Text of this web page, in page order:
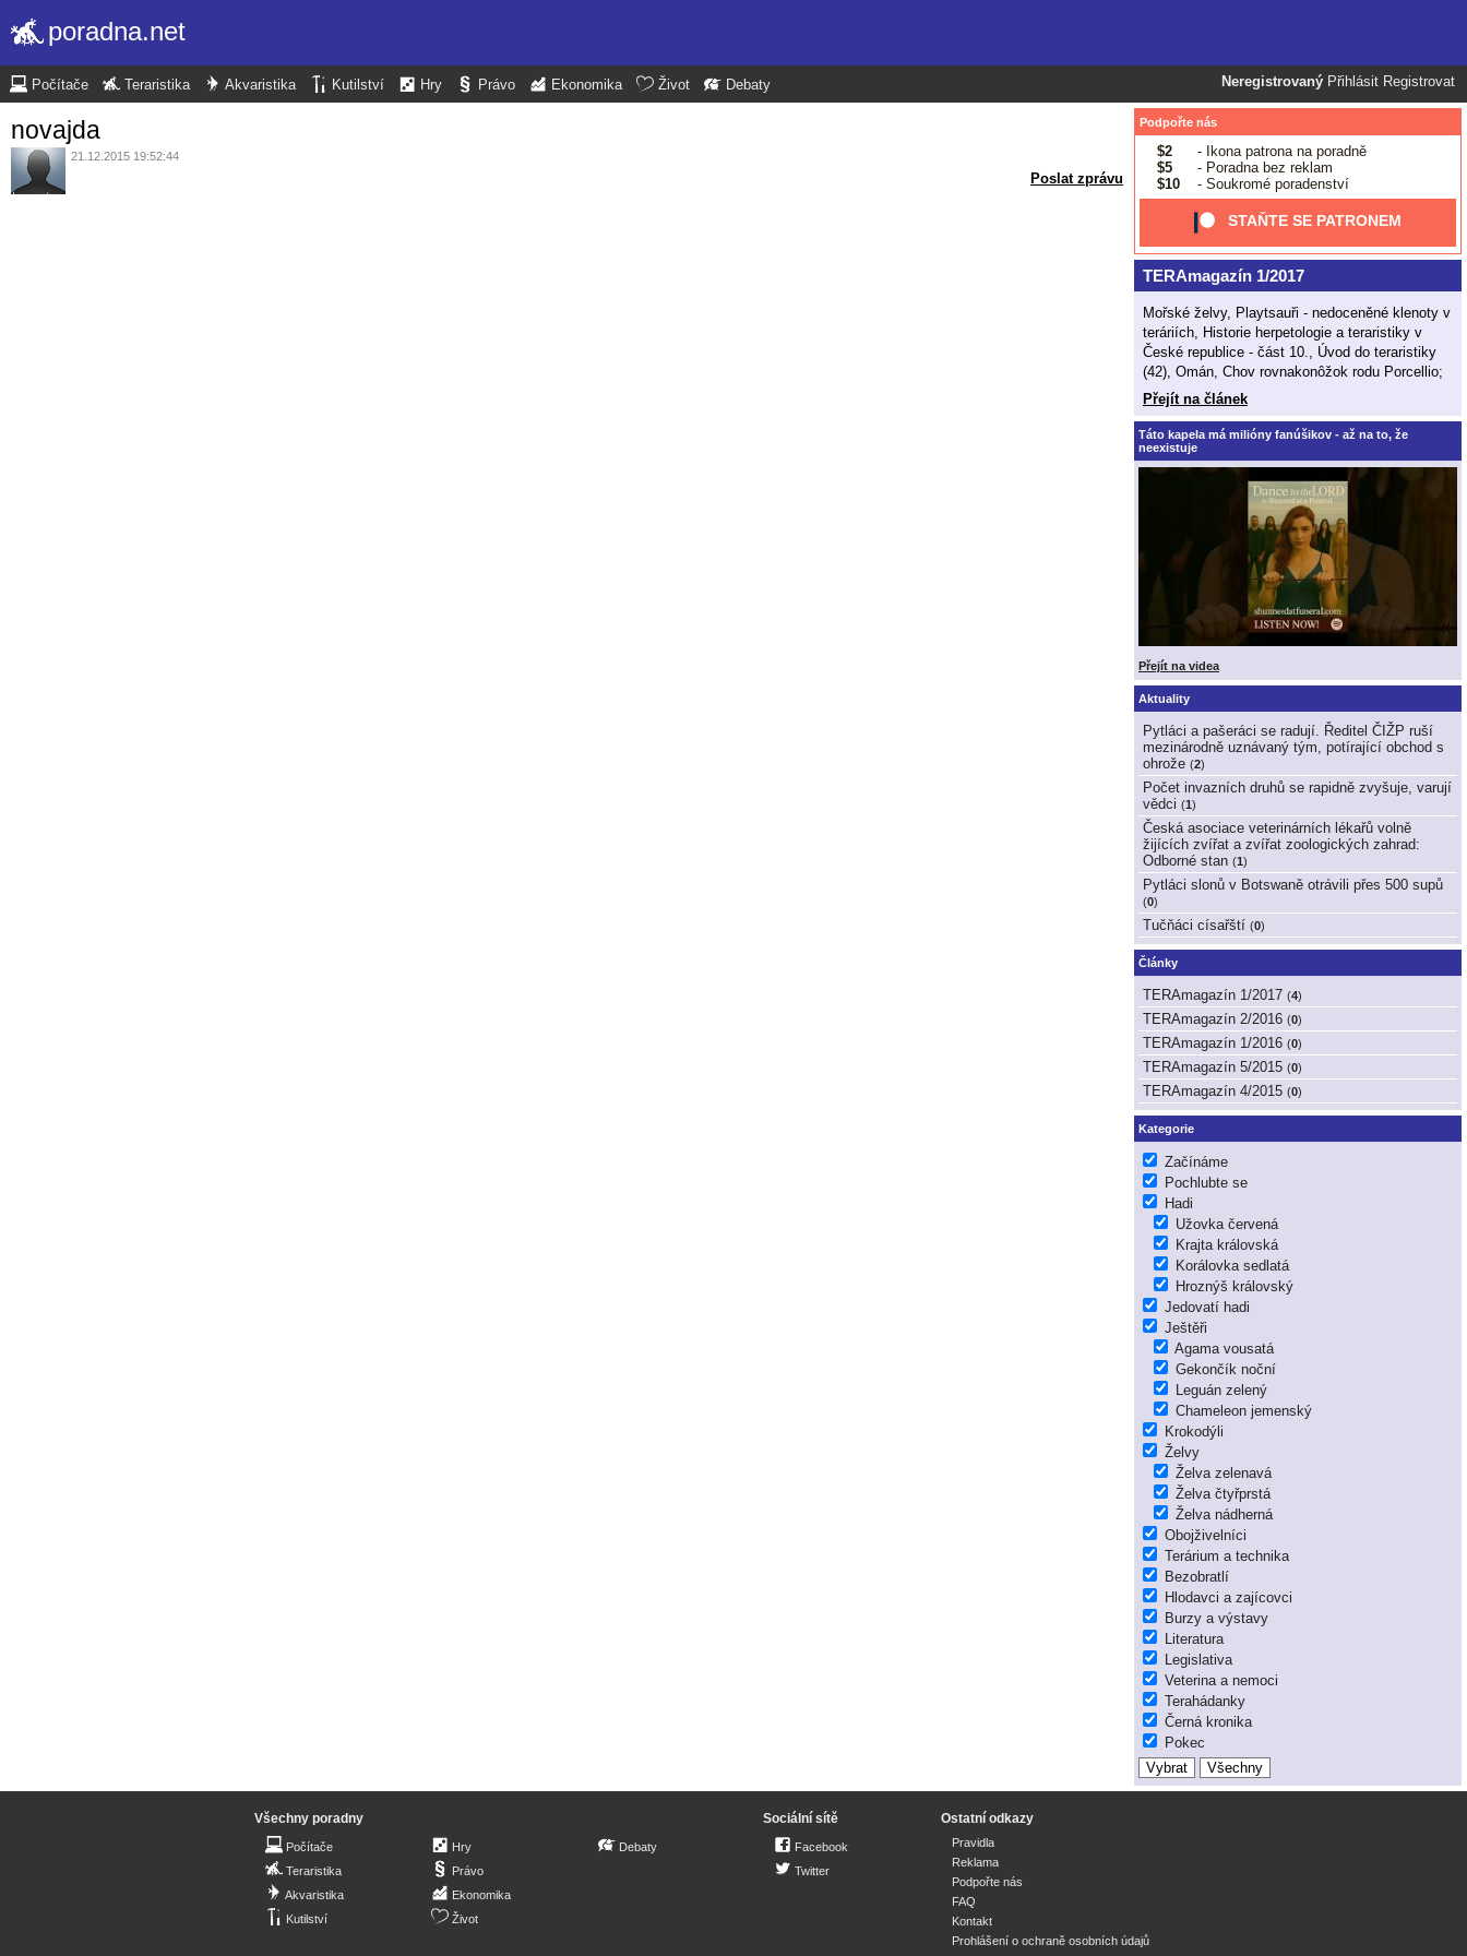
poradna.net
Neregistrovaný Přihlásit Registrovat
Počítače Teraristika Akvaristika Kutilství Hry Právo Ekonomika Život Debaty
novajda
21.12.2015 19:52:44
Poslat zprávu
Podpořte nás
$2
- Ikona patrona na poradně
$5
- Poradna bez reklam
$10
- Soukromé poradenství
STAŇTE SE PATRONEM
TERAmagazín 1/2017
Mořské želvy, Playtsauři - nedoceněné klenoty v
teráriích, Historie herpetologie a teraristiky v
České republice - část 10., Úvod do teraristiky
(42), Omán, Chov rovnakonôžok rodu Porcellio;
Přejít na článek
Táto kapela má milióny fanúšikov - až na to, že
neexistuje
Přejít na videa
Aktuality
Pytláci a pašeráci se radují. Ředitel ČIŽP ruší
mezinárodně uznávaný tým, potírající obchod s
ohrože (2)
Počet invazních druhů se rapidně zvyšuje, varují
vědci (1)
Česká asociace veterinárních lékařů volně
žijících zvířat a zvířat zoologických zahrad:
Odborné stan (1)
Pytláci slonů v Botswaně otrávili přes 500 supů
(0)
Tučňáci císařští (0)
Články
TERAmagazín 1/2017 (4)
TERAmagazín 2/2016 (0)
TERAmagazín 1/2016 (0)
TERAmagazín 5/2015 (0)
TERAmagazín 4/2015 (0)
Kategorie
Začínáme
Pochlubte se
Hadi
Užovka červená
Krajta královská
Korálovka sedlatá
Hroznýš královský
Jedovatí hadi
Ještěři
Agama vousatá
Gekončík noční
Leguán zelený
Chameleon jemenský
Krokodýli
Želvy
Želva zelenavá
Želva čtyřprstá
Želva nádherná
Obojživelníci
Terárium a technika
Bezobratlí
Hlodavci a zajícovci
Burzy a výstavy
Literatura
Legislativa
Veterina a nemoci
Terahádanky
Černá kronika
Pokec
Všechny poradny
Počítače
Teraristika
Akvaristika
Kutilství
Hry
Právo
Ekonomika
Život
Debaty
Sociální sítě
Facebook
Twitter
Ostatní odkazy
Pravidla
Reklama
Podpořte nás
FAQ
Kontakt
Prohlášení o ochraně osobních údajů